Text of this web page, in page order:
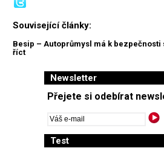
Související články:
Besip – Autoprůmysl má k
říct
Newsletter
Přejete si odebírat
Test